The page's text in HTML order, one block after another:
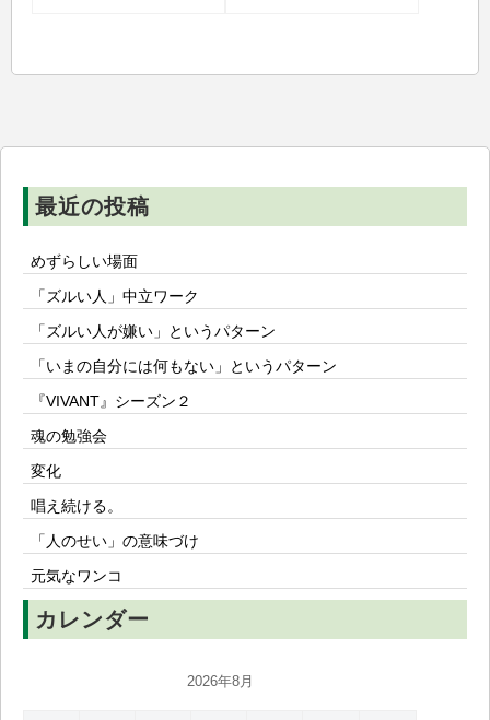
ン
最近の投稿
めずらしい場面
「ズルい人」中立ワーク
「ズルい人が嫌い」というパターン
「いまの自分には何もない」というパターン
『VIVANT』シーズン２
魂の勉強会
変化
唱え続ける。
「人のせい」の意味づけ
元気なワンコ
カレンダー
2026年8月